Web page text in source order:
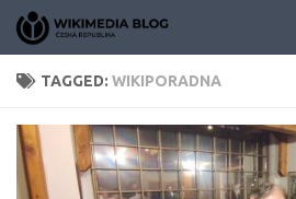
Skip to content
TAGGED: WIKIPORADNA